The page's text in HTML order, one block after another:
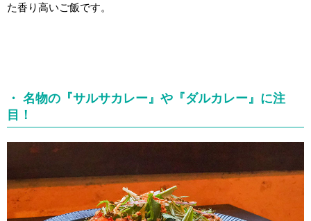
た香り高いご飯です。
・ 名物の『サルサカレー』や『ダルカレー』に注
目！